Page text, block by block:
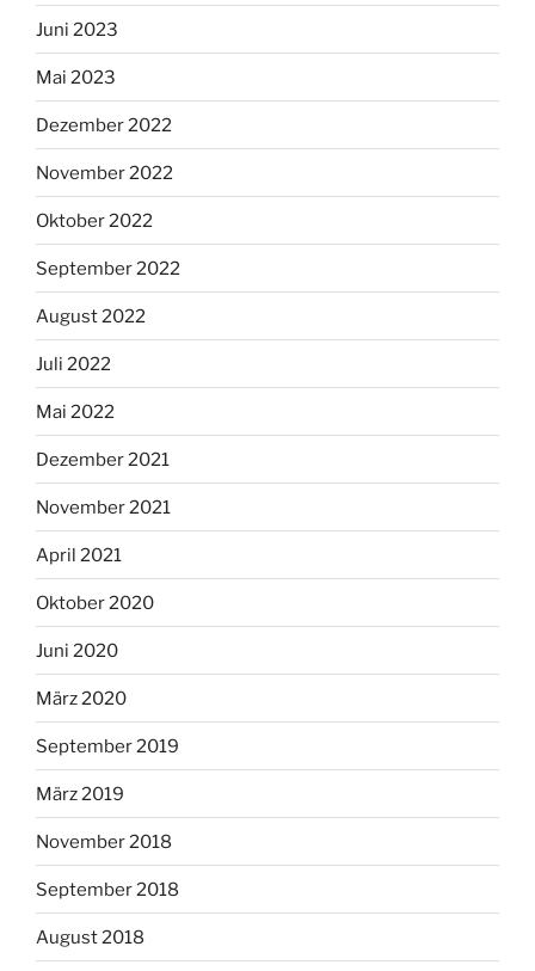
Juni 2023
Mai 2023
Dezember 2022
November 2022
Oktober 2022
September 2022
August 2022
Juli 2022
Mai 2022
Dezember 2021
November 2021
April 2021
Oktober 2020
Juni 2020
März 2020
September 2019
März 2019
November 2018
September 2018
August 2018